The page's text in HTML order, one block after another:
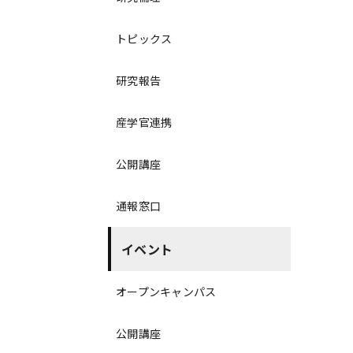
トピックス
研究報告
産学官連携
公開講座
通報窓口
イベント
オープンキャンパス
公開講座